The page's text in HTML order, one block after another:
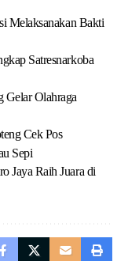
Melaksanakan Bakti
Satresnarkoba
Gelar Olahraga
Cek Pos
Sepi
Jaya Raih Juara di